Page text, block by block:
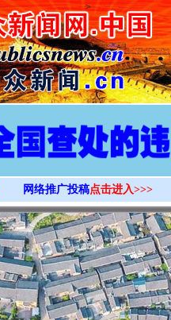
>
网络推广投稿点击进入>>>